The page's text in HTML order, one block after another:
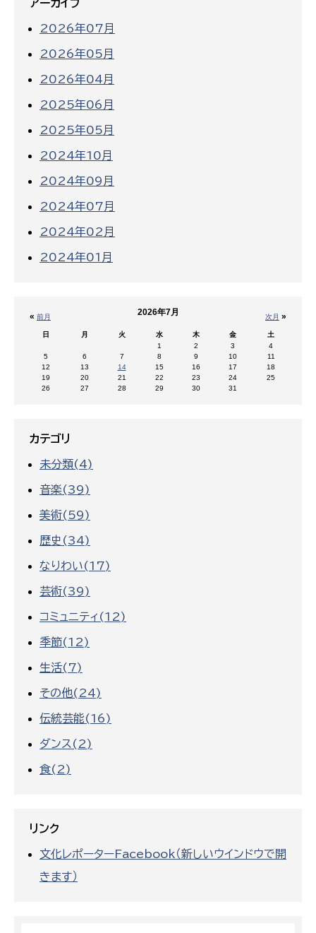
アーカイブ
2026年07月
2026年05月
2026年04月
2025年06月
2025年05月
2024年10月
2024年09月
2024年07月
2024年02月
2024年01月
« 前月 次月 »
2026年7月
日 月 火 水 木 金
土
1
2 3
4
5
6 7 8 9 10
11
12
13 14 15 16 17
18
19
20 21 22 23 24
25
26
27 28 29 30 31
カテゴリ
未分類(4)
音楽(39)
美術(59)
歴史(34)
なりわい(17)
芸術(39)
コミュニティ(12)
季節(12)
生活(7)
その他(24)
伝統芸能(16)
ダンス(2)
食(2)
リンク
文化レポーターFacebook（新しいウインドウで開
きます）